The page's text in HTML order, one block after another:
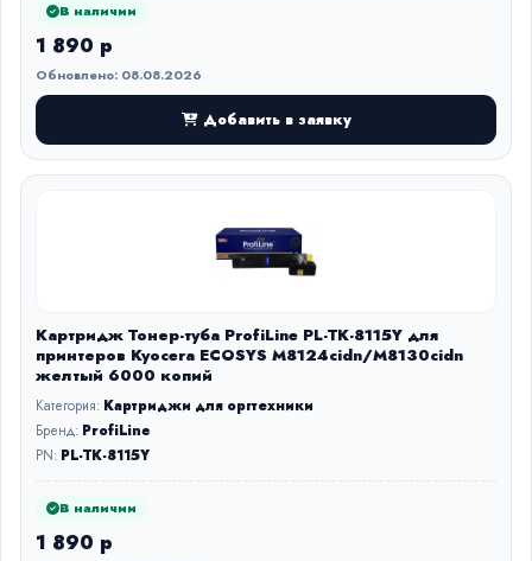
В наличии
1 890 р
Обновлено: 08.08.2026
Добавить в заявку
Картридж Тонер-туба ProfiLine PL-TK-8115Y для
принтеров Kyocera ECOSYS M8124cidn/M8130cidn
желтый 6000 копий
Категория: Картриджи для оргтехники
Бренд: ProfiLine
PN: PL-TK-8115Y
В наличии
1 890 р